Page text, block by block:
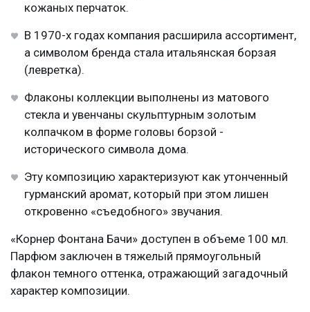
кожаных перчаток.
В 1970-х годах компания расширила ассортимент,
а символом бренда стала итальянская борзая
(левретка).
Флаконы коллекции выполнены из матового
стекла и увенчаны скульптурным золотым
колпачком в форме головы борзой -
исторического символа дома.
Эту композицию характеризуют как утонченный
гурманский аромат, который при этом лишен
откровенно «съедобного» звучания.
«Корнер Фонтана Бачи» доступен в объеме 100 мл.
Парфюм заключен в тяжелый прямоугольный
флакон темного оттенка, отражающий загадочный
характер композиции.